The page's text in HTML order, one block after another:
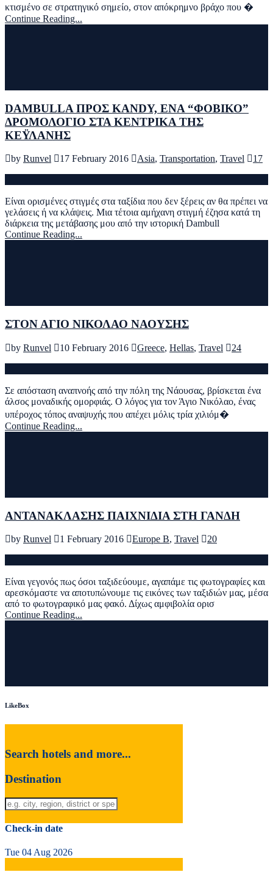
κτισμένο σε στρατηγικό σημείο, στον απόκρημνο βράχο που �
Continue Reading...
DAMBULLA ΠΡΟΣ KANDY, ΕΝΑ “ΦΟΒΙΚΟ”
ΔΡΟΜΟΛΟΓΙΟ ΣΤΑ ΚΕΝΤΡΙΚΑ ΤΗΣ
ΚΕΫΛΑΝΗΣ
by Runvel 17 February 2016 Asia, Transportation, Travel 17
Είναι ορισμένες στιγμές στα ταξίδια που δεν ξέρεις αν θα πρέπει να
γελάσεις ή να κλάψεις. Μια τέτοια αμήχανη στιγμή έζησα κατά τη
διάρκεια της μετάβασης μου από την ιστορική Dambull
Continue Reading...
ΣΤΟΝ ΑΓΙΟ ΝΙΚΟΛΑΟ ΝΑΟΥΣΗΣ
by Runvel 10 February 2016 Greece, Hellas, Travel 24
Σε απόσταση αναπνοής από την πόλη της Νάουσας, βρίσκεται ένα
άλσος μοναδικής ομορφιάς. Ο λόγος για τον Άγιο Νικόλαο, ένας
υπέροχος τόπος αναψυχής που απέχει μόλις τρία χιλιόμ�
Continue Reading...
ΑΝΤΑΝΑΚΛΑΣΗΣ ΠΑΙΧΝΙΔΙΑ ΣΤΗ ΓΑΝΔΗ
by Runvel 1 February 2016 Europe B, Travel 20
Είναι γεγονός πως όσοι ταξιδεύουμε, αγαπάμε τις φωτογραφίες και
αρεσκόμαστε να αποτυπώνουμε τις εικόνες των ταξιδιών μας, μέσα
από το φωτογραφικό μας φακό. Δίχως αμφιβολία ορισ
Continue Reading...
LikeBox
Search hotels and more...
Destination
Check-in date
Tue 04 Aug 2026